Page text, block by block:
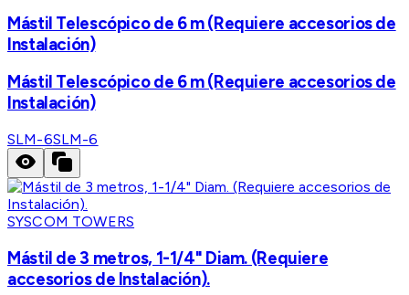
Mástil Telescópico de 6 m (Requiere accesorios de
Instalación)
Mástil Telescópico de 6 m (Requiere accesorios de
Instalación)
SLM-6SLM-6
SYSCOM TOWERS
Mástil de 3 metros, 1-1/4" Diam. (Requiere
accesorios de Instalación).